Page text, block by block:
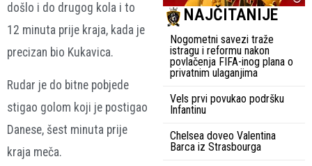
došlo i do drugog kola i to
12 minuta prije kraja, kada je
precizan bio Kukavica.
Rudar je do bitne pobjede
stigao golom koji je postigao
Danese, šest minuta prije
kraja meča.
NAJČITANIJE
Nogometni savezi traže
istragu i reformu nakon
povlačenja FIFA-inog plana o
privatnim ulaganjima
Vels prvi povukao podršku
Infantinu
Chelsea doveo Valentina
Barca iz Strasbourga